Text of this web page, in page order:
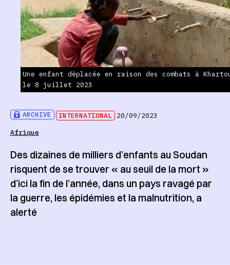
ARCHIVE INTERNATIONAL 20/09/2023
Afrique
Une enfant déplacée en raison des combats à
le 8 juillet 2023
Des dizaines de milliers d’enfants au Soudan
risquent de se trouver « au seuil de la mort »
d’ici la fin de l’année, dans un pays ravagé par
la guerre, les épidémies et la malnutrition, a
alerté